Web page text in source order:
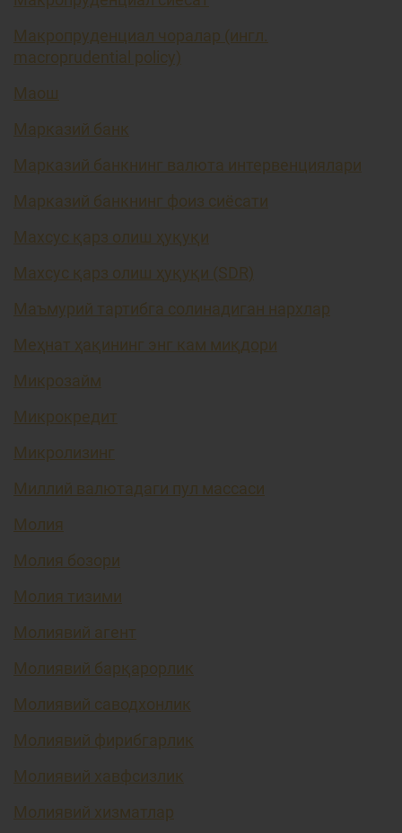
Макропруденциал чоралар (ингл.
macroprudential policy)
Маош
Марказий банк
Марказий банкнинг валюта интервенциялари
Марказий банкнинг фоиз сиёсати
Махсус қарз олиш ҳуқуқи
Махсус қарз олиш ҳуқуқи (SDR)
Маъмурий тартибга солинадиган нархлар
Меҳнат ҳақининг энг кам миқдори
Микрозайм
Микрокредит
Микролизинг
Миллий валютадаги пул массаси
Молия
Молия бозори
Молия тизими
Молиявий агент
Молиявий барқарорлик
Молиявий саводхонлик
Молиявий фирибгарлик
Молиявий хавфсизлик
Молиявий хизматлар